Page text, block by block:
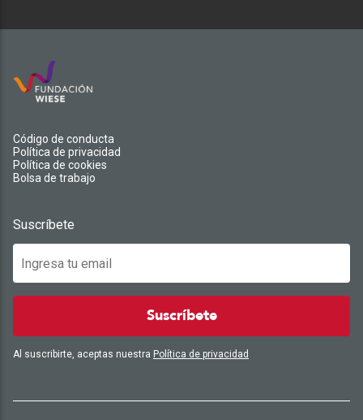
Código de conducta
Política de privacidad
Política de cookies
Bolsa de trabajo
Suscríbete
Suscríbete
Al suscribirte, aceptas nuestra Política de privacidad